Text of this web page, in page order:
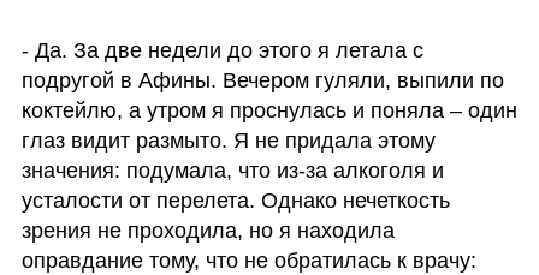
- Да. За две недели до этого я летала с
подругой в Афины. Вечером гуляли, выпили по
коктейлю, а утром я проснулась и поняла – один
глаз видит размыто. Я не придала этому
значения: подумала, что из-за алкоголя и
усталости от перелета. Однако нечеткость
зрения не проходила, но я находила
оправдание тому, что не обратилась к врачу: